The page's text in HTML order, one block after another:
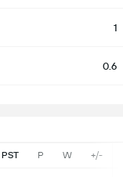
1
0.6
PST P W +/-